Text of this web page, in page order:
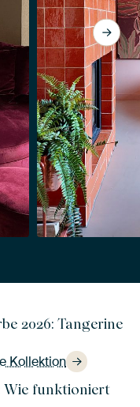
2026: Tangerine
Kollektion
Wie funktioniert